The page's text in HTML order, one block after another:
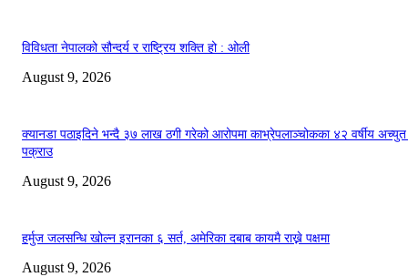
विविधता नेपालको सौन्दर्य र राष्ट्रिय शक्ति हो : ओली
August 9, 2026
क्यानडा पठाइदिने भन्दै ३७ लाख ठगी गरेको आरोपमा काभ्रेपलाञ्चोकका ४२ वर्षीय
पक्राउ
August 9, 2026
हर्मुज जलसन्धि खोल्न इरानका ६ सर्त, अमेरिका दबाब कायमै राख्ने पक्षमा
August 9, 2026